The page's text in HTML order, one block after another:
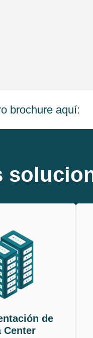
brochure aquí:
de
Center